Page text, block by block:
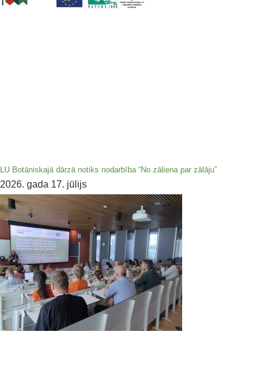
LU Botāniskajā dārzā notiks nodarbība “No zāliena par zālāju”
2026. gada 17. jūlijs